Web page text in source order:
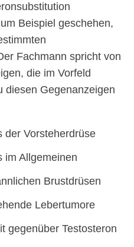
Beispiel geschehen,
Fachmann spricht von
die im Vorfeld
diesen Gegenanzeigen
der Vorsteherdrüse
im Allgemeinen
Brustdrüsen
Lebertumore
gegenüber Testosteron